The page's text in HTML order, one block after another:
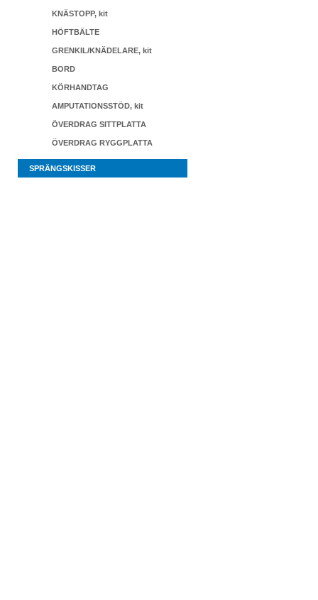
KNÄSTOPP, kit
HÖFTBÄLTE
GRENKIL/KNÄDELARE, kit
BORD
KÖRHANDTAG
AMPUTATIONSSTÖD, kit
ÖVERDRAG SITTPLATTA
ÖVERDRAG RYGGPLATTA
SPRÄNGSKISSER